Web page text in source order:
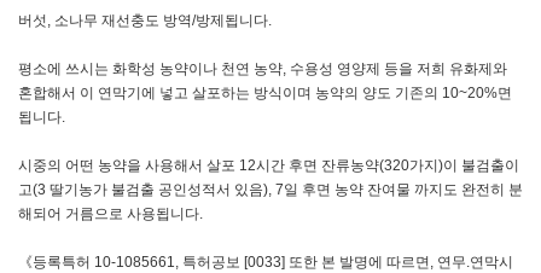
버섯, 소나무 재선충도 방역/방제됩니다.
평소에 쓰시는 화학성 농약이나 천연 농약, 수용성 영양제 등을 저희 유화제와
혼합해서 이 연막기에 넣고 살포하는 방식이며 농약의 양도 기존의 10~20%면
됩니다.
시중의 어떤 농약을 사용해서 살포 12시간 후면 잔류농약(320가지)이 불검출이
고(3 딸기농가 불검출 공인성적서 있음), 7일 후면 농약 잔여물 까지도 완전히 분
해되어 거름으로 사용됩니다.
《등록특허 10-1085661, 특허공보 [0033] 또한 본 발명에 따르면, 연무.연막시